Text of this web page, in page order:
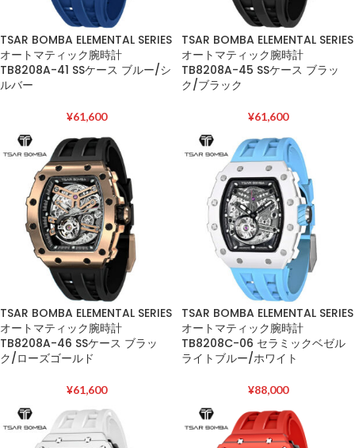
TSAR BOMBA ELEMENTAL SERIES
オートマティック腕時計
TB8208A-41 SSケース ブルー/シ
ルバー
¥61,600
TSAR BOMBA ELEMENTAL SERIES
オートマティック腕時計
TB8208A-45 SSケース ブラッ
ク/ブラック
¥61,600
TSAR BOMBA ELEMENTAL SERIES
オートマティック腕時計
TB8208A-46 SSケース ブラッ
ク/ローズゴールド
¥61,600
TSAR BOMBA ELEMENTAL SERIES
オートマティック腕時計
TB8208C-06 セラミックベゼル
ライトブルー/ホワイト
¥88,000